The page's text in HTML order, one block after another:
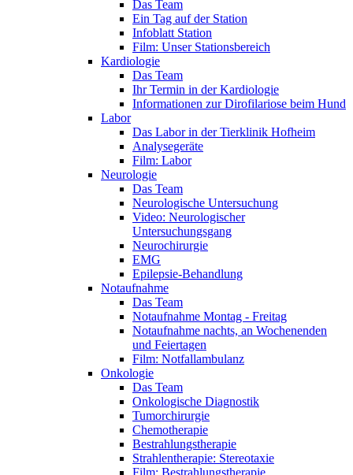
Das Team
Ein Tag auf der Station
Infoblatt Station
Film: Unser Stationsbereich
Kardiologie
Das Team
Ihr Termin in der Kardiologie
Informationen zur Dirofilariose beim Hund
Labor
Das Labor in der Tierklinik Hofheim
Analysegeräte
Film: Labor
Neurologie
Das Team
Neurologische Untersuchung
Video: Neurologischer
Untersuchungsgang
Neurochirurgie
EMG
Epilepsie-Behandlung
Notaufnahme
Das Team
Notaufnahme Montag - Freitag
Notaufnahme nachts, an Wochenenden
und Feiertagen
Film: Notfallambulanz
Onkologie
Das Team
Onkologische Diagnostik
Tumorchirurgie
Chemotherapie
Bestrahlungstherapie
Strahlentherapie: Stereotaxie
Film: Bestrahlungstherapie